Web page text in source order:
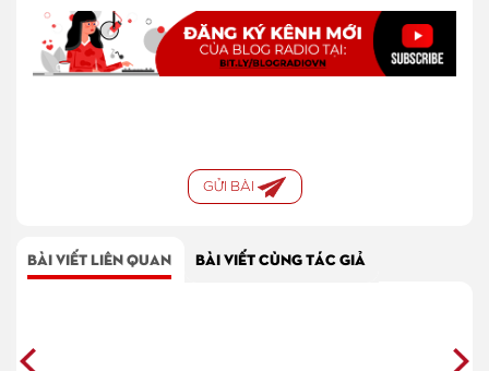
GỬI BÀI
BÀI VIẾT LIÊN QUAN BÀI VIẾT CÙNG TÁC GIẢ